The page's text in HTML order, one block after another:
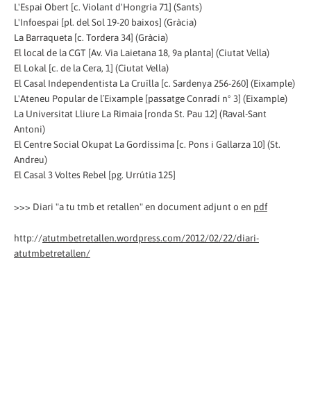
L'Espai Obert [c. Violant d'Hongria 71] (Sants)
L'Infoespai [pl. del Sol 19-20 baixos] (Gràcia)
La Barraqueta [c. Tordera 34] (Gràcia)
El local de la CGT [Av. Via Laietana 18, 9a planta] (Ciutat Vella)
El Lokal [c. de la Cera, 1] (Ciutat Vella)
El Casal Independentista La Cruïlla [c. Sardenya 256-260] (Eixample)
L'Ateneu Popular de l´Eixample [passatge Conradí nº 3] (Eixample)
La Universitat Lliure La Rimaia [ronda St. Pau 12] (Raval-Sant
Antoni)
El Centre Social Okupat La Gordíssima [c. Pons i Gallarza 10] (St.
Andreu)
El Casal 3 Voltes Rebel [pg. Urrútia 125]
>>> Diari "a tu tmb et retallen" en document adjunt o en pdf
http://atutmbetretallen.wordpress.com/2012/02/22/diari-
atutmbetretallen/